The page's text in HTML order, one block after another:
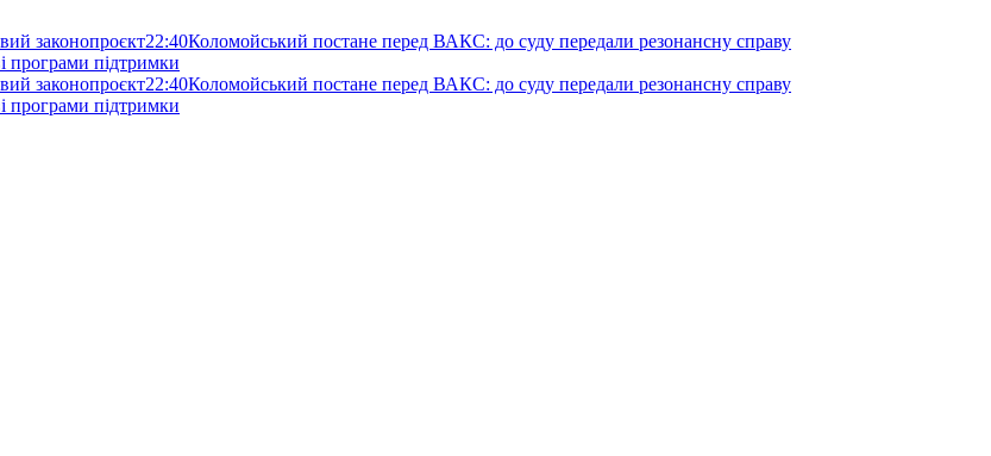
законопроєкт22:40Коломойський постане перед ВАКС: до суду передали резонансну справу
програми підтримки
законопроєкт22:40Коломойський постане перед ВАКС: до суду передали резонансну справу
програми підтримки